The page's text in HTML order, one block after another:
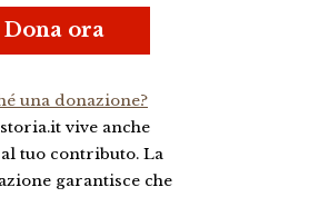
Dona ora
una donazione?
vive anche
tuo contributo. La
garantisce che